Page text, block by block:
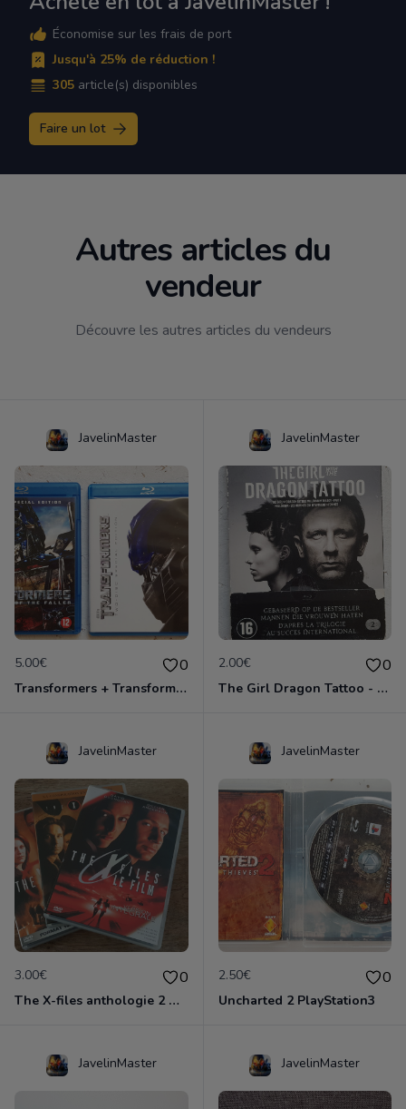
Économise sur les frais de port
Jusqu'à 25% de réduction !
305 article(s) disponibles
Faire un lot
Autres articles du
vendeur
Découvre les autres articles du vendeurs
JavelinMaster
5.00€ 0
Transformers + Transformers 2 : La Revanche
JavelinMaster
2.00€ 0
The Girl Dragon Tattoo - Blu-Ray
JavelinMaster
3.00€ 0
The X-files anthologie 2 DVD
JavelinMaster
2.50€ 0
Uncharted 2 PlayStation3
JavelinMaster JavelinMaster